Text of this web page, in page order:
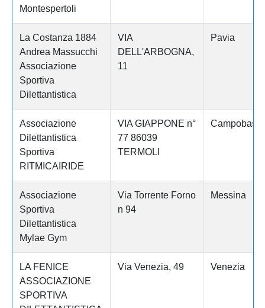
Montespertoli
La Costanza 1884
Andrea Massucchi
Associazione
Sportiva
Dilettantistica
VIA
DELL'ARBOGNA,
11
Pavia
Associazione
Dilettantistica
Sportiva
RITMICAIRIDE
VIA GIAPPONE n°
77 86039
TERMOLI
Associazione
Sportiva
Dilettantistica
Mylae Gym
Via Torrente Forno
n 94
Messina
LA FENICE
ASSOCIAZIONE
SPORTIVA
Via Venezia, 49 Venezia